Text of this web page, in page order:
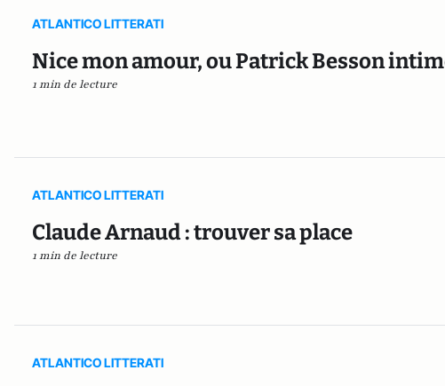
ATLANTICO LITTERATI
Nice mon amour, ou Patrick Besson
1 min de lecture
ATLANTICO LITTERATI
Claude Arnaud : trouver sa place
1 min de lecture
ATLANTICO LITTERATI